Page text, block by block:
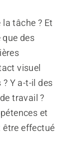
tâche ? Et
des
visuel
Y a-t-il des
travail ?
et
être effectué